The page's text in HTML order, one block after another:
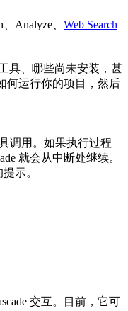
Analyze、 Web Search
具、哪些尚未安装，甚
何运行你的项目，然后
调用。如果执行过程
就会从中断处继续。
示。
交互。目前，它可